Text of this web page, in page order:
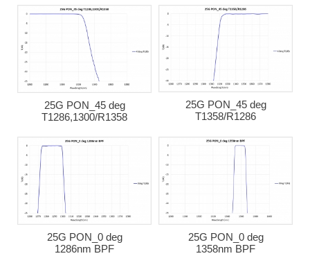
25G PON_45 deg
T1286,1300/R1358
25G PON_45 deg
T1358/R1286
25G PON_0 deg
1286nm BPF
25G PON_0 deg
1358nm BPF